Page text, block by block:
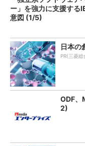
ー」を強力に支援する
意図 (1/5)
日本の
PR(三菱
ODF、
2)